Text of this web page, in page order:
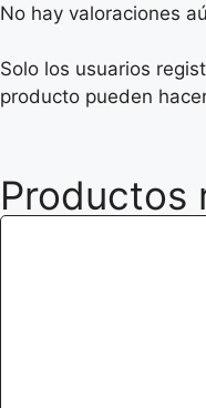
No hay valoraciones
Solo los usuarios
producto pueden
Productos